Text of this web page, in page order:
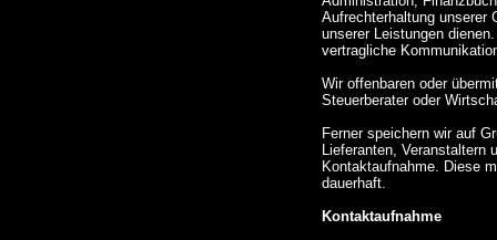
Aufrechterhaltung unserer
unserer Leistungen
vertragliche
Wir offenbaren oder
Steuerberater oder
Ferner speichern wir auf
Lieferanten, Veranstaltern
Kontaktaufnahme. Diese
dauerhaft.
Kontaktaufnahme